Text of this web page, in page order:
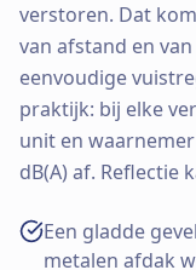
verstoren. Dat
van afstand en
eenvoudige
praktijk: bij elke
unit en
dB(A) af. Reflectie
Een gladde
metalen afdak